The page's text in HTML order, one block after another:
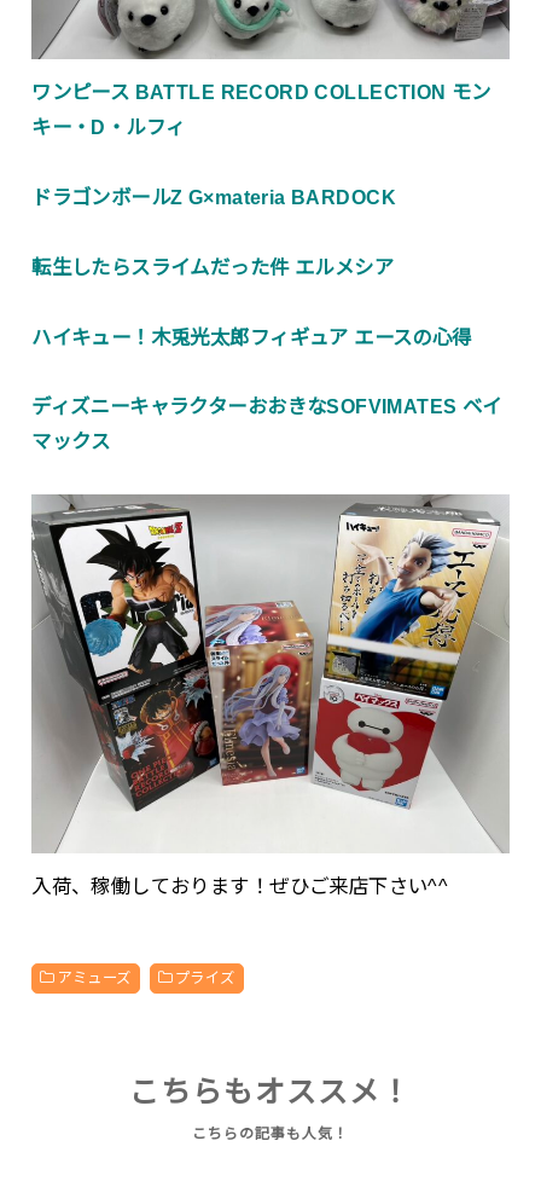
ワンピース BATTLE RECORD COLLECTION モン
キー・D・ルフィ
ドラゴンボールZ G×materia BARDOCK
転生したらスライムだった件 エルメシア
ハイキュー！木兎光太郎フィギュア エースの心得
ディズニーキャラクターおおきなSOFVIMATES ベイ
マックス
入荷、稼働しております！ぜひご来店下さい^^
アミューズ プライズ
こちらもオススメ！